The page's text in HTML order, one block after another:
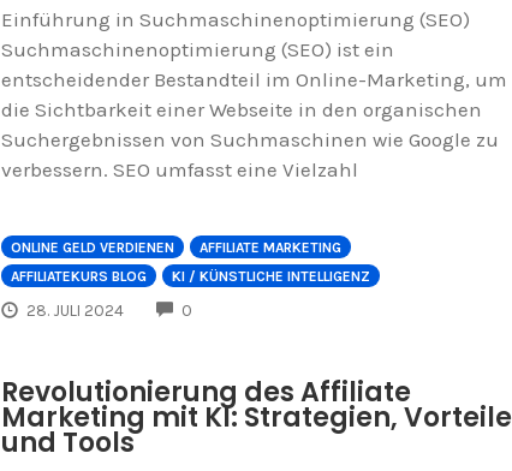
Einführung in Suchmaschinenoptimierung (SEO)
Suchmaschinenoptimierung (SEO) ist ein
entscheidender Bestandteil im Online-Marketing, um
die Sichtbarkeit einer Webseite in den organischen
Suchergebnissen von Suchmaschinen wie Google zu
verbessern. SEO umfasst eine Vielzahl
ONLINE GELD VERDIENEN
AFFILIATE MARKETING
AFFILIATEKURS BLOG
KI / KÜNSTLICHE INTELLIGENZ
28. JULI 2024 0COMMENTS
Revolutionierung des Affiliate
Marketing mit KI: Strategien, Vorteile
und Tools